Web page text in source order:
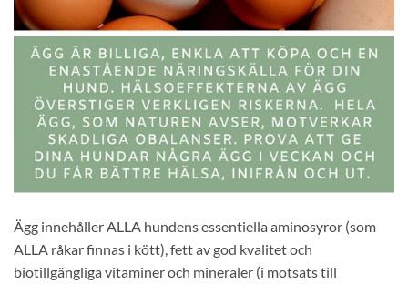
Ägg innehåller ALLA hundens essentiella aminosyror (som
ALLA råkar finnas i kött), fett av god kvalitet och
biotillgängliga vitaminer och mineraler (i motsats till